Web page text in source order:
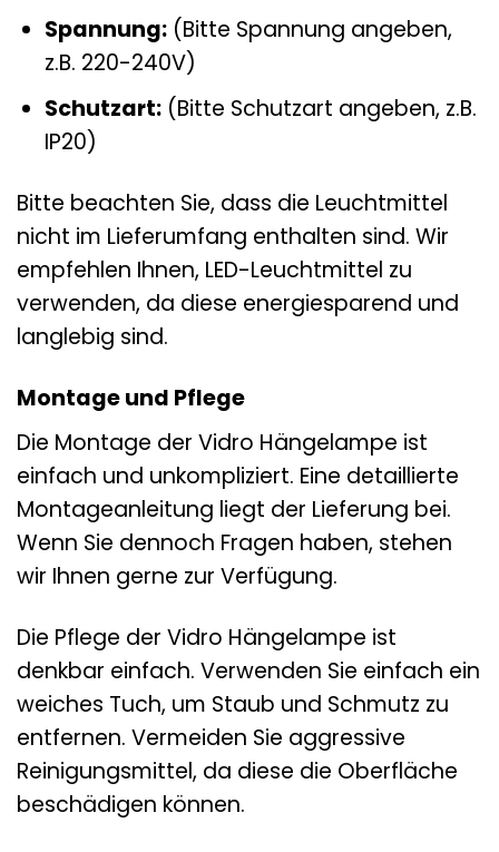
Spannung:(Bitte Spannung angeben,
z.B. 220-240V)
Schutzart:(Bitte Schutzart angeben, z.B.
IP20)
Bitte beachten Sie, dass die Leuchtmittel
nicht im Lieferumfang enthalten sind. Wir
empfehlen Ihnen, LED-Leuchtmittel zu
verwenden, da diese energiesparend und
langlebig sind.
Montage und Pflege
Die Montage der Vidro Hängelampe ist
einfach und unkompliziert. Eine detaillierte
Montageanleitung liegt der Lieferung bei.
Wenn Sie dennoch Fragen haben, stehen
wir Ihnen gerne zur Verfügung.
Die Pflege der Vidro Hängelampe ist
denkbar einfach. Verwenden Sie einfach ein
weiches Tuch, um Staub und Schmutz zu
entfernen. Vermeiden Sie aggressive
Reinigungsmittel, da diese die Oberfläche
beschädigen können.